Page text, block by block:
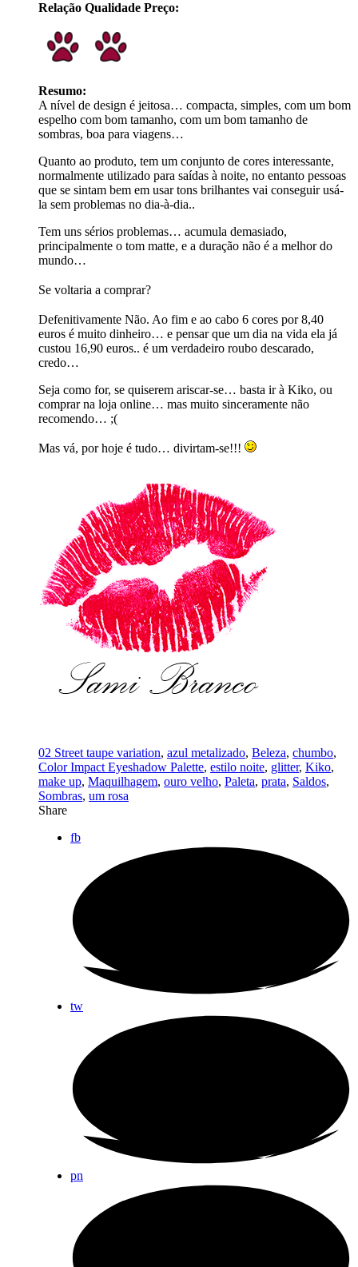
Relação Qualidade Preço:
Resumo:
A nível de design é jeitosa… compacta, simples, com um bom
espelho com bom tamanho, com um bom tamanho de
sombras, boa para viagens…
Quanto ao produto, tem um conjunto de cores interessante,
normalmente utilizado para saídas à noite, no entanto pessoas
que se sintam bem em usar tons brilhantes vai conseguir usá-
la sem problemas no dia-à-dia..
Tem uns sérios problemas… acumula demasiado,
principalmente o tom matte, e a duração não é a melhor do
mundo…
Se voltaria a comprar?
Defenitivamente Não. Ao fim e ao cabo 6 cores por 8,40
euros é muito dinheiro… e pensar que um dia na vida ela já
custou 16,90 euros.. é um verdadeiro roubo descarado,
credo…
Seja como for, se quiserem ariscar-se… basta ir à Kiko, ou
comprar na loja online… mas muito sinceramente não
recomendo… ;(
Mas vá, por hoje é tudo… divirtam-se!!!
02 Street taupe variation, azul metalizado, Beleza, chumbo,
Color Impact Eyeshadow Palette, estilo noite, glitter, Kiko,
make up, Maquilhagem, ouro velho, Paleta, prata, Saldos,
Sombras, um rosa
Share
fb
tw
pn